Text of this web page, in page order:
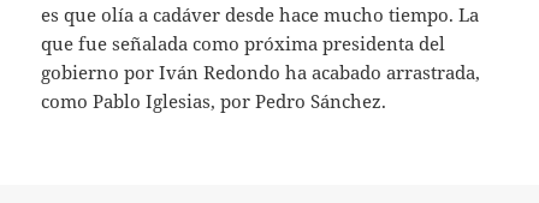
es que olía a cadáver desde hace mucho tiempo. La
que fue señalada como próxima presidenta del
gobierno por Iván Redondo ha acabado arrastrada,
como Pablo Iglesias, por Pedro Sánchez.